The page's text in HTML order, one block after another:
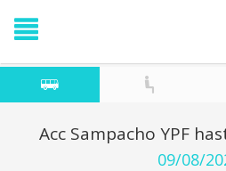
Acc Sampacho YPF
09/08/